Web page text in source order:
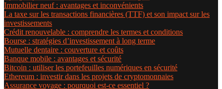
Immobilier neuf : avantages et inconvénients
La taxe sur les transactions financières (TTF) et son impact sur les
investissements
Crédit renouvelable : comprendre les termes et conditions
Bourse : stratégies d’investissement à long terme
Mutuelle dentaire : couverture et coûts
Banque mobile : avantages et sécurité
Bitcoin : utiliser les portefeuilles numériques en sécurité
Ethereum : investir dans les projets de cryptomonnaies
Assurance voyage : pourquoi est-ce essentiel ?